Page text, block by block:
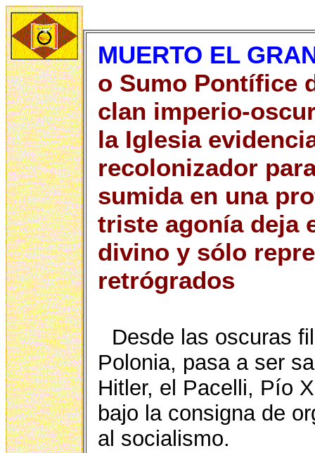
MUERTO EL
o Sumo Pontífice
clan imperio-
la Iglesia
recolonizador
sumida en una
triste agonía deja
divino y sólo
retrógrados
Desde las oscuras
Polonia, pasa a ser
Hitler, el Pacelli, Pío
bajo la consigna de
al socialismo.